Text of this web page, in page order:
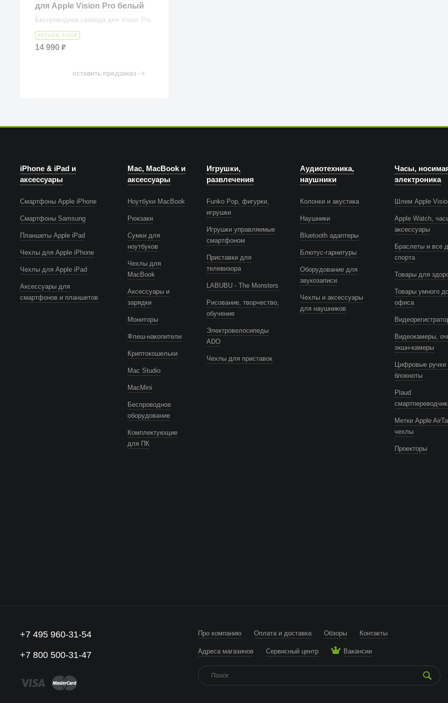
для Apple Vision Pro белый
Беспроводная свобода для Vision Pro.
ВЕРНЕМ 6300 ₽
14 990₽
оставить предзаказ
iPhone & iPad и
аксессуары
Смартфоны Apple iPhone
Смартфоны Samsung
Планшеты Apple iPad
Чехлы для Apple iPhone
Чехлы для Apple iPad
Аксессуары для
смартфонов и планшетов
Mac, MacBook и
аксессуары
Ноутбуки MacBook
Рюкзаки
Сумки для
ноутбуков
Чехлы для
MacBook
Аксессуары и
зарядки
Мониторы
Флеш-накопители
Криптокошельки
Mac Studio
MacMini
Беспроводное
оборудование
Комплектующие
для ПК
Игрушки,
развлечения
Funko Pop, фигурки,
игрушки
Игрушки управляемые
смартфоном
Приставки для
телевизора
LABUBU - The Monsters
Рисование, творчество,
обучение
Электровелосипеды
ADO
Чехлы для приставок
Аудиотехника,
наушники
Колонки и акустика
Наушники
Bluetooth адаптеры
Блютус-гарнитуры
Оборудование для
звукозаписи
Чехлы и аксессуары
для наушников
Часы,
электроника
Шлем Apple
Apple Watch,
аксессуары
Браслеты и все
спорта
Товары для
Товары умного
офиса
Видеокамеры,
экшн-камеры
Цифровые ручки
блокноты
Plaud
смартпереводчик
Метки Apple
чехлы
Проекторы
+7 495 960-31-54
+7 800 500-31-47
Про компанию Оплата и доставка Обзоры Контакты
Адреса магазинов Сервисный центр Вакансии